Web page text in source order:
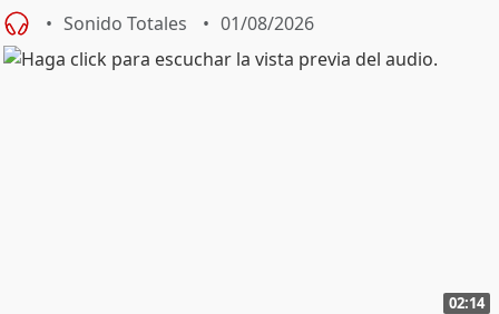
Sonido Totales 01/08/2026
02:14